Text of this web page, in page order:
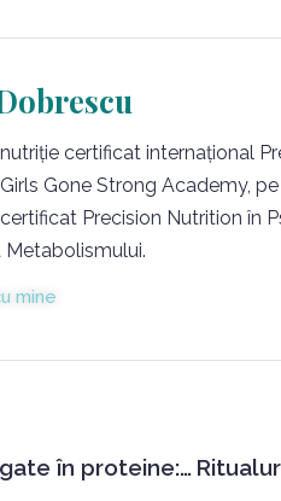
certificat internațional
Gone Strong Academy,
Precision Nutrition în
Metabolismului.
mine
Secretele unei diete bogate în proteine: slăbești și te simți bine